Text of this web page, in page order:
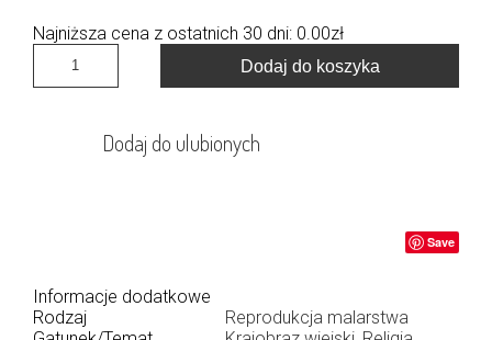
Najniższa cena z ostatnich 30 dni: 0.00zł
Dodaj do koszyka
Dodaj do ulubionych
Save
Informacje dodatkowe
Rodzaj
Reprodukcja malarstwa